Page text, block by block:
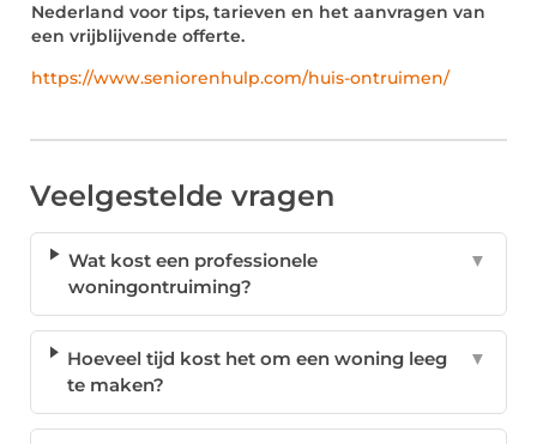
Nederland voor tips, tarieven en het aanvragen van
een vrijblijvende offerte.
https://www.seniorenhulp.com/huis-ontruimen/
Veelgestelde vragen
Wat kost een professionele
woningontruiming?
▼
Hoeveel tijd kost het om een woning leeg
te maken?
▼